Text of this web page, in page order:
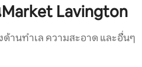
Lavington
านทำเล ความสะอาด และอื่นๆ